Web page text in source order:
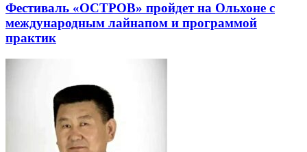
Фестиваль «ОСТРОВ» пройдет на Ольхоне с
международным лайнапом и программой
практик